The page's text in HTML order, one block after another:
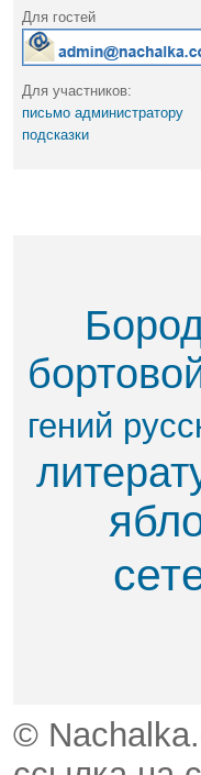
Для гостей
Для участников:
письмо администратору
подсказки
гений
©